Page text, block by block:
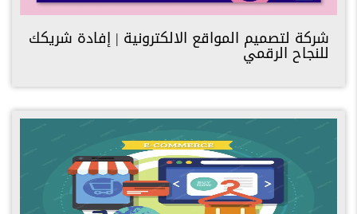
شركة لتصميم المواقع الالكترونية | إفادة شريكك
للنجاح الرقمي